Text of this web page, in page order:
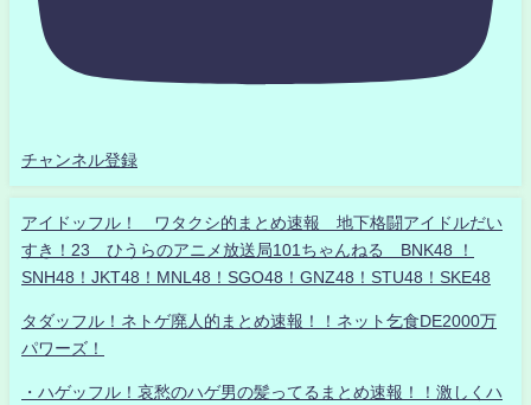
チャンネル登録
アイドッフル！ ワタクシ的まとめ速報 地下格闘アイドルだい
すき！23 ひうらのアニメ放送局101ちゃんねる BNK48 ！
SNH48！JKT48！MNL48！SGO48！GNZ48！STU48！SKE48
タダッフル！ネトゲ廃人的まとめ速報！！ネット乞食DE2000万
パワーズ！
・ハゲッフル！哀愁のハゲ男の髪ってるまとめ速報！！激しくハ